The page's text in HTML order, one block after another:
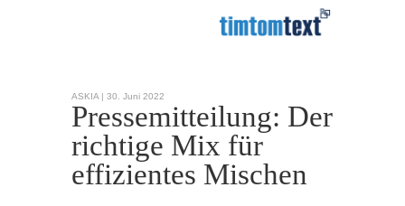
ASKIA | 30. Juni 2022
Pressemitteilung: Der
richtige Mix für
effizientes Mischen